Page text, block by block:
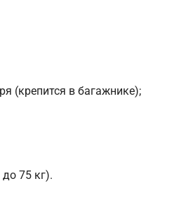
(крепится в багажнике);
75 кг).